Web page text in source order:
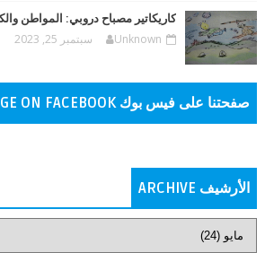
كاريكاتير مصباح دروبي: المواطن
Unknown سبتمبر 25, 2023
صفحتنا على فيس بوك OUR PAGE ON FACEBOOK
الأرشيف ARCHIVE